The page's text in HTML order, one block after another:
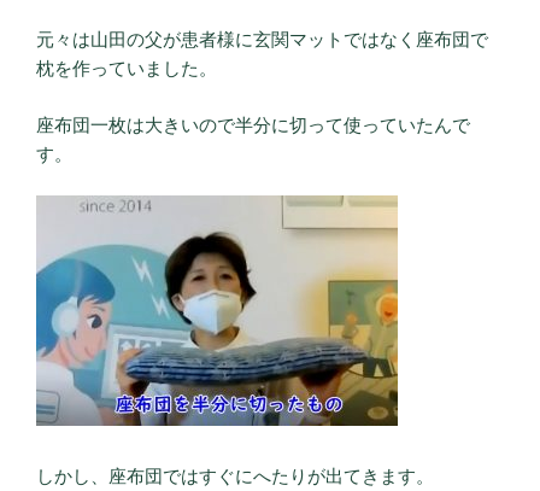
元々は山田の父が患者様に玄関マットではなく座布団で
枕を作っていました。
座布団一枚は大きいので半分に切って使っていたんで
す。
しかし、座布団ではすぐにへたりが出てきます。